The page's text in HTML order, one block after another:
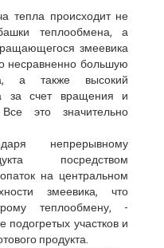
тепла происходит не
теплообмена, а
змеевика
несравненно большую
а также высокий
за счет вращения и
это значительно
непрерывному
посредством
на центральном
змеевика, что
теплообмену, -
участков и
продукта.